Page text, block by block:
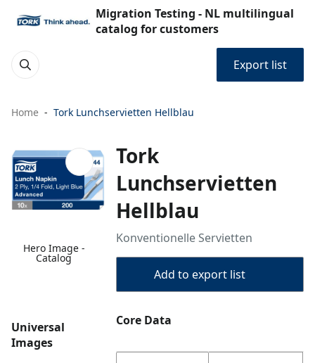
Migration Testing - NL multilingual
catalog for customers
Export list
Home Tork Lunchservietten Hellblau
Hero Image -
Catalog
Universal
Images
Tork
Lunchservietten
Hellblau
Konventionelle Servietten
Add to export list
Core Data